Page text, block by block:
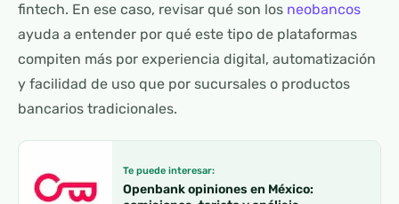
fintech. En ese caso, revisar qué son los neobancos
ayuda a entender por qué este tipo de plataformas
compiten más por experiencia digital, automatización
y facilidad de uso que por sucursales o productos
bancarios tradicionales.
Te puede interesar:
Openbank opiniones en México: